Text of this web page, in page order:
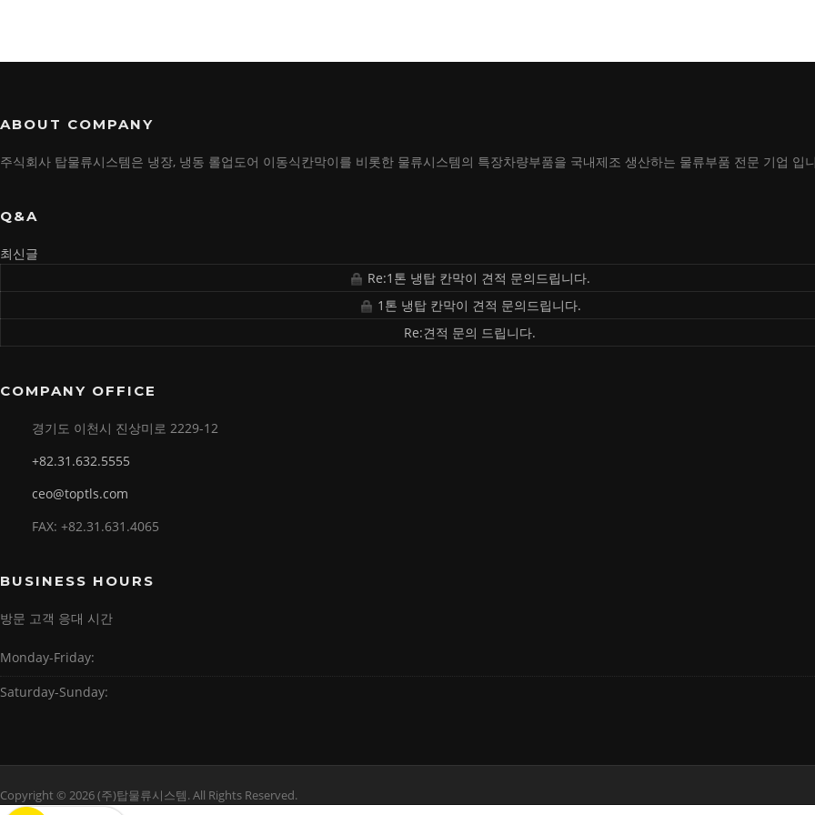
ABOUT COMPANY
주식회사 탑물류시스템은 냉장, 냉동 롤업도어 이동식칸막이를 비롯한 물류시스템의 특장차량부품을 국내제조 생산하는 물류부품 전문 기업 입
Q&A
최신글
Re:1톤 냉탑 칸막이 견적 문의드립니다.
1톤 냉탑 칸막이 견적 문의드립니다.
Re:견적 문의 드립니다.
COMPANY OFFICE
경기도 이천시 진상미로 2229-12
+82.31.632.5555
ceo@toptls.com
FAX: +82.31.631.4065
BUSINESS HOURS
방문 고객 응대 시간
Monday-Friday:
Saturday-Sunday:
Copyright © 2026 (주)탑물류시스템. All Rights Reserved.